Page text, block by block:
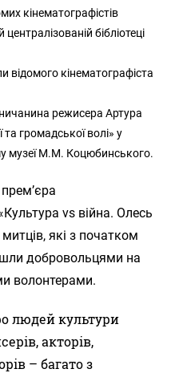
кінематографістів
бібліотеці
відомого кінематографіста
режисера Артура
громадської волі» у
музеї М.М. Коцюбинського.
vs війна. Олесь
які з початком
добровольцями на
волонтерами.
людей культури
акторів,
– багато з